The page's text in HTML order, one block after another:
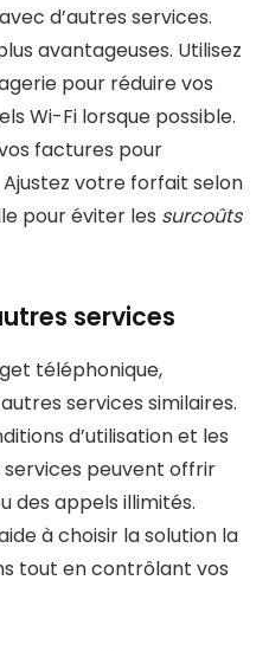
d’autres services.
avantageuses. Utilisez
pour réduire vos
Wi-Fi lorsque possible.
factures pour
votre forfait selon
pour éviter les surcoûts
services
téléphonique,
services similaires.
d’utilisation et les
peuvent offrir
des appels illimités.
à choisir la solution la
tout en contrôlant vos